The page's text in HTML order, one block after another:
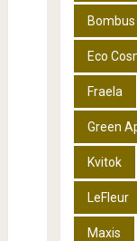
Bombus
Eco
Fraela
Green
Kvitok
LeFleur
Maxis